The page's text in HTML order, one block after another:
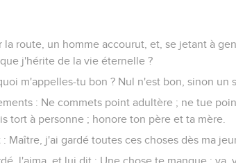
la route, un homme accourut, et, se jetant à
j'hérite de la vie éternelle ?
m'appelles-tu bon ? Nul n'est bon, sinon un
: Ne commets point adultère ; ne tue
tort à personne ; honore ton père et ta mère.
Maître, j'ai gardé toutes ces choses dès ma
l'aima, et lui dit : Une chose te manque :